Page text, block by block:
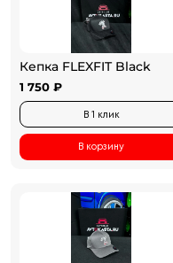
Кепка FLEXFIT Black
1 750 ₽
В 1 клик
В корзину